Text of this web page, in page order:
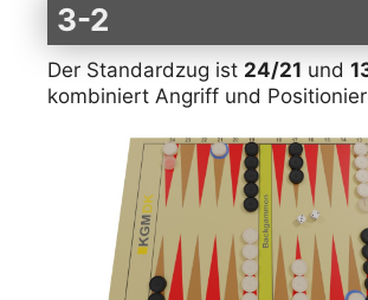
3-2
Der Standardzug ist 24/21 und
kombiniert Angriff und